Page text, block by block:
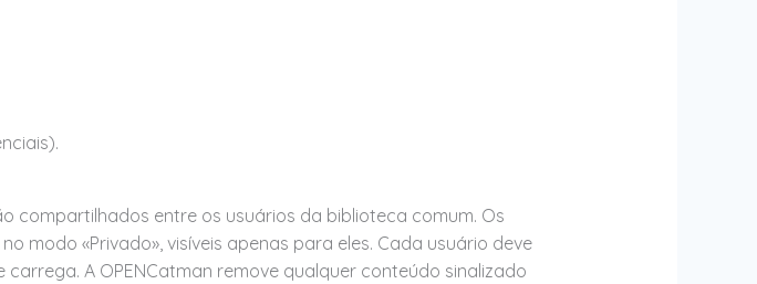
compartilhados entre os usuários da biblioteca comum. Os
modo «Privado», visíveis apenas para eles. Cada usuário deve
A OPENCatman remove qualquer conteúdo sinalizado